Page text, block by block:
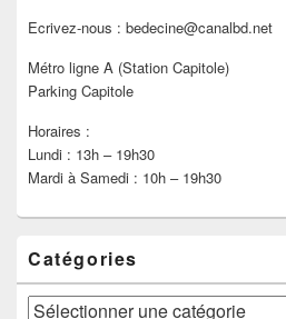
Ecrivez-nous : bedecine@canalbd.net
Métro ligne A (Station Capitole)
Parking Capitole
Horaires :
Lundi : 13h – 19h30
Mardi à Samedi : 10h – 19h30
Catégories
Catégories